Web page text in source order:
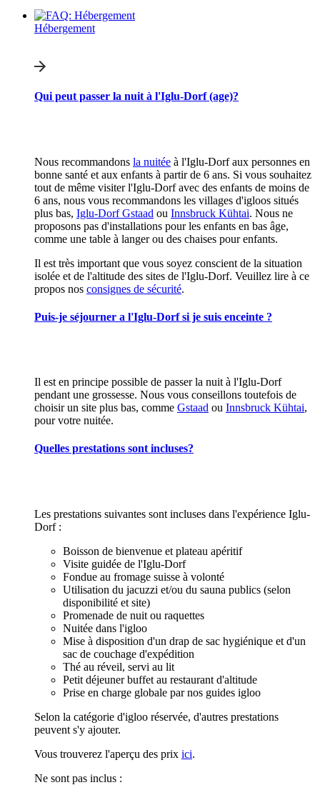
Hébergement
Qui peut passer la nuit à l'Iglu-Dorf (age)?
Nous recommandons la nuitée à l'Iglu-Dorf aux personnes en
bonne santé et aux enfants à partir de 6 ans. Si vous souhaitez
tout de même visiter l'Iglu-Dorf avec des enfants de moins de
6 ans, nous vous recommandons les villages d'igloos situés
plus bas, Iglu-Dorf Gstaad ou Innsbruck Kühtai. Nous ne
proposons pas d'installations pour les enfants en bas âge,
comme une table à langer ou des chaises pour enfants.
Il est très important que vous soyez conscient de la situation
isolée et de l'altitude des sites de l'Iglu-Dorf. Veuillez lire à ce
propos nos consignes de sécurité.
Puis-je séjourner a l'Iglu-Dorf si je suis enceinte ?
Il est en principe possible de passer la nuit à l'Iglu-Dorf
pendant une grossesse. Nous vous conseillons toutefois de
choisir un site plus bas, comme Gstaad ou Innsbruck Kühtai,
pour votre nuitée.
Quelles prestations sont incluses?
Les prestations suivantes sont incluses dans l'expérience Iglu-
Dorf :
Boisson de bienvenue et plateau apéritif
Visite guidée de l'Iglu-Dorf
Fondue au fromage suisse à volonté
Utilisation du jacuzzi et/ou du sauna publics (selon
disponibilité et site)
Promenade de nuit ou raquettes
Nuitée dans l'igloo
Mise à disposition d'un drap de sac hygiénique et d'un
sac de couchage d'expédition
Thé au réveil, servi au lit
Petit déjeuner buffet au restaurant d'altitude
Prise en charge globale par nos guides igloo
Selon la catégorie d'igloo réservée, d'autres prestations
peuvent s'y ajouter.
Vous trouverez l'aperçu des prix ici.
Ne sont pas inclus :